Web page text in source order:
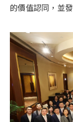
的價值認同，並